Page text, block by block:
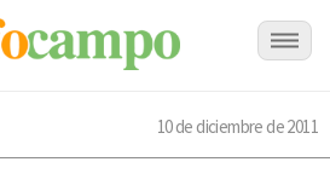
10 de diciembre de 2011